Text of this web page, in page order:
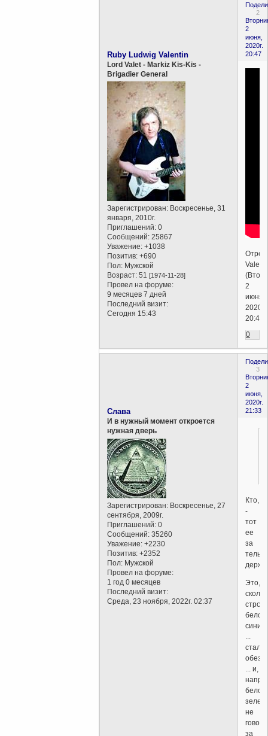
2
2
июня,
2020г.
20:47
Ruby Ludwig Valentin
Lord Valet - Markiz Kis-Kis -
Brigadier General
Зарегистрирован: Воскресенье, 31
января, 2010г.
Приглашений: 0
Сообщений: 25867
Уважение: +1038
Позитив: +690
Пол: Мужской
Возраст: 51[1974-11-28]
Провел на форуме:
9 месяцев 7 дней
Последний визит:
Сегодня 15:43
2
июня,
2020г.
20:48)
0
3
2
июня,
2020г.
21:33
Слава
И в нужный момент откроется
нужная дверь
Зарегистрирован: Воскресенье, 27
сентября, 2009г.
Приглашений: 0
Сообщений: 35260
Уважение: +2230
Позитив: +2352
Пол: Мужской
Провел на форуме:
1 год 0 месяцев
Последний визит:
Среда, 23 ноября, 2022г. 02:37
Кто,
-
тот
ее
за
Это,
бело-
синих
...
стали
... и,
бело-
не
говоря
за